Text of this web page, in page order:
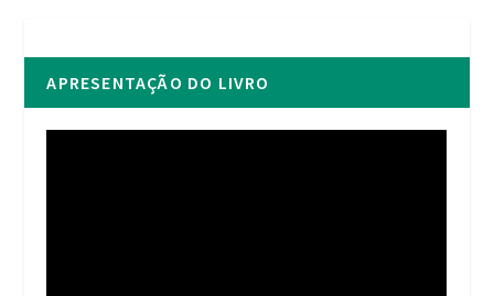
APRESENTAÇÃO DO LIVRO